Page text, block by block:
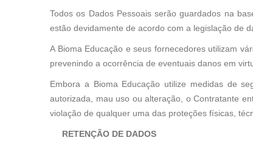
Todos os Dados Pessoais serão guardados na
estão devidamente de acordo com a legislação de
A Bioma Educação e seus fornecedores utilizam
prevenindo a ocorrência de eventuais danos em
Embora a Bioma Educação utilize medidas de
autorizada, mau uso ou alteração, o Contratante
violação de qualquer uma das proteções físicas,
RETENÇÃO DE DADOS